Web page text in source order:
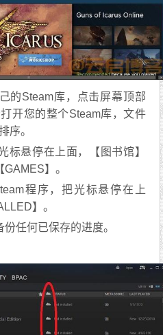
的Steam库，点击屏幕顶部
开您的整个Steam库，文件
序。
标悬停在上面，【图书馆】
】。
程序，把光标悬停在上
】。
任何已保存的进度。